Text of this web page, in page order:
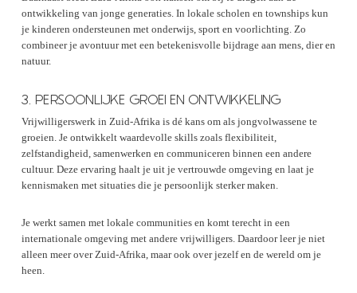
ontwikkeling van jonge generaties. In lokale scholen en townships kun
je kinderen ondersteunen met onderwijs, sport en voorlichting. Zo
combineer je avontuur met een betekenisvolle bijdrage aan mens, dier en
natuur.
3. PERSOONLIJKE GROEI EN ONTWIKKELING
Vrijwilligerswerk in Zuid-Afrika is dé kans om als jongvolwassene te
groeien. Je ontwikkelt waardevolle skills zoals flexibiliteit,
zelfstandigheid, samenwerken en communiceren binnen een andere
cultuur. Deze ervaring haalt je uit je vertrouwde omgeving en laat je
kennismaken met situaties die je persoonlijk sterker maken.
Je werkt samen met lokale communities en komt terecht in een
internationale omgeving met andere vrijwilligers. Daardoor leer je niet
alleen meer over Zuid-Afrika, maar ook over jezelf en de wereld om je
heen.